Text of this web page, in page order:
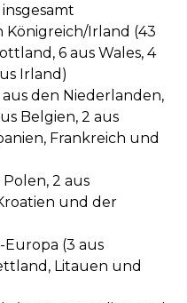
Königreich/Irland (43
6 aus Wales, 4
Irland)
den Niederlanden,
Belgien, 2 aus
Frankreich und
2 aus
und der
(3 aus
Litauen und